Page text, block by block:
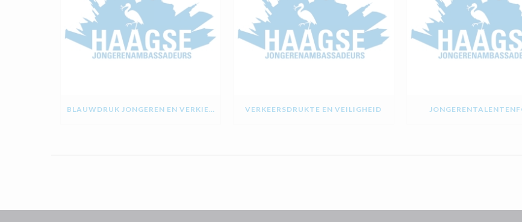
BLAUWDRUK JONGEREN EN VERKIEZINGEN VERKEERSDRUKTE EN VEILIGHEID